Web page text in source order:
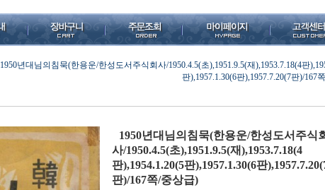
1950년대님의침묵(한용운/한성도서주식회사/1950.4.5(초),1951.9.5(재),1953.7.18(4판
판),1957.1.30(6판),1957.7.20(7판)/167
1950년대님의침묵(한용운/한성도서주식
사/1950.4.5(초),1951.9.5(재),1953.7.18(4
판),1954.1.20(5판),1957.1.30(6판
판)/167쪽/중상급)